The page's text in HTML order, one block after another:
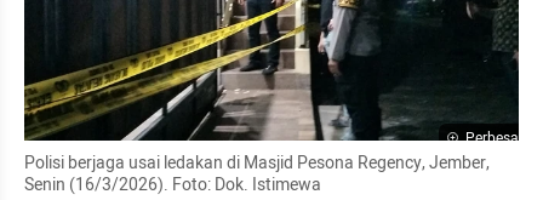
Perbesar
Polisi berjaga usai ledakan di Masjid Pesona Regency, Jember,
Senin (16/3/2026). Foto: Dok. Istimewa